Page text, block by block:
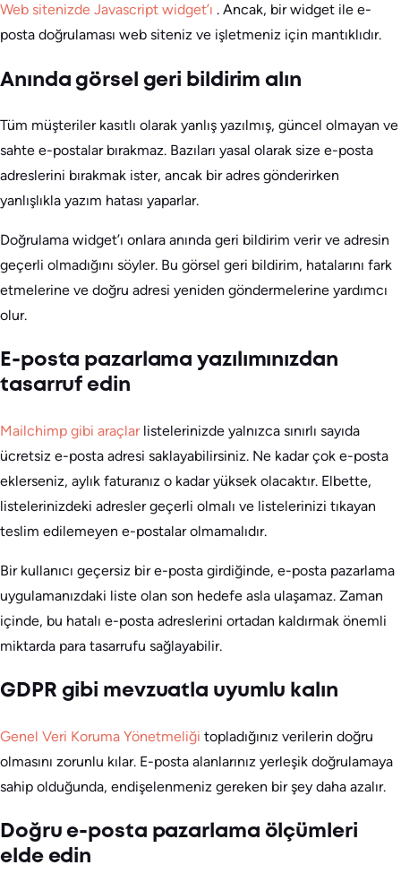
Web sitenizde Javascript widget’ı . Ancak, bir widget ile e-
posta doğrulaması web siteniz ve işletmeniz için mantıklıdır.
Anında görsel geri bildirim alın
Tüm müşteriler kasıtlı olarak yanlış yazılmış, güncel olmayan ve
sahte e-postalar bırakmaz. Bazıları yasal olarak size e-posta
adreslerini bırakmak ister, ancak bir adres gönderirken
yanlışlıkla yazım hatası yaparlar.
Doğrulama widget’ı onlara anında geri bildirim verir ve adresin
geçerli olmadığını söyler. Bu görsel geri bildirim, hatalarını fark
etmelerine ve doğru adresi yeniden göndermelerine yardımcı
olur.
E-posta pazarlama yazılımınızdan
tasarruf edin
Mailchimp gibi araçlar listelerinizde yalnızca sınırlı sayıda
ücretsiz e-posta adresi saklayabilirsiniz. Ne kadar çok e-posta
eklerseniz, aylık faturanız o kadar yüksek olacaktır. Elbette,
listelerinizdeki adresler geçerli olmalı ve listelerinizi tıkayan
teslim edilemeyen e-postalar olmamalıdır.
Bir kullanıcı geçersiz bir e-posta girdiğinde, e-posta pazarlama
uygulamanızdaki liste olan son hedefe asla ulaşamaz. Zaman
içinde, bu hatalı e-posta adreslerini ortadan kaldırmak önemli
miktarda para tasarrufu sağlayabilir.
GDPR gibi mevzuatla uyumlu kalın
Genel Veri Koruma Yönetmeliği topladığınız verilerin doğru
olmasını zorunlu kılar. E-posta alanlarınız yerleşik doğrulamaya
sahip olduğunda, endişelenmeniz gereken bir şey daha azalır.
Doğru e-posta pazarlama ölçümleri
elde edin